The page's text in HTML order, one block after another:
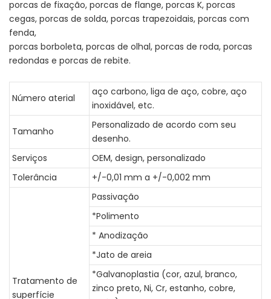
porcas de fixação, porcas de flange, porcas K, porcas
cegas, porcas de solda, porcas trapezoidais, porcas com
fenda,
porcas borboleta, porcas de olhal, porcas de roda, porcas
redondas e porcas de rebite.
Número aterial
aço carbono, liga de aço, cobre, aço
inoxidável, etc.
Tamanho
Personalizado de acordo com seu
desenho.
Serviços
OEM, design, personalizado
Tolerância
+/-0,01 mm a +/-0,002 mm
Tratamento de
superfície
Passivação
*Polimento
* Anodização
*Jato de areia
*Galvanoplastia (cor, azul, branco,
zinco preto, Ni, Cr, estanho, cobre,